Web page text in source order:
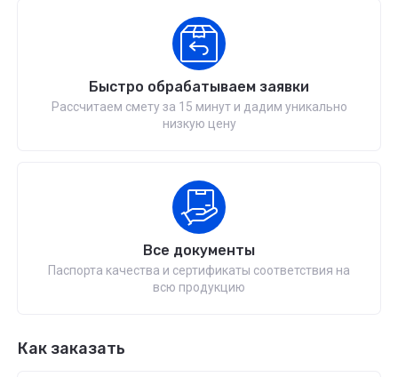
Быстро обрабатываем заявки
Рассчитаем смету за 15 минут и дадим уникально
низкую цену
Все документы
Паспорта качества и сертификаты соответствия на
всю продукцию
Как заказать